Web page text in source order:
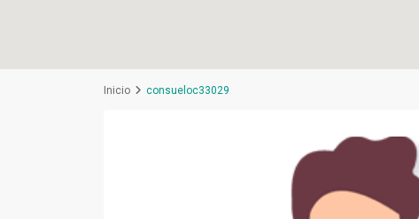
Inicio consueloc33029